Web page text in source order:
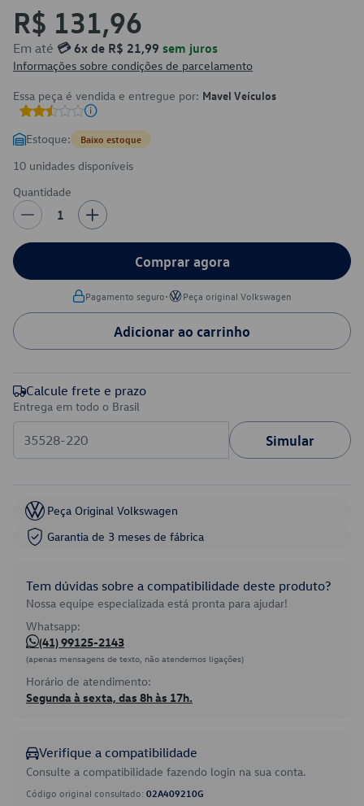
R$ 131,96
Em até 💳 6x de R$ 21,99 sem juros
Informações sobre condições de parcelamento
Essa peça é vendida e entregue por: Mavel Veículos
Estoque: Baixo estoque
10 unidades disponíveis
Quantidade
1
Comprar agora
Pagamento seguro• Peça original Volkswagen
Adicionar ao carrinho
Calcule frete e prazo
Entrega em todo o Brasil
Simular
Peça Original Volkswagen
Garantia de 3 meses de fábrica
Tem dúvidas sobre a compatibilidade deste produto?
Nossa equipe especializada está pronta para ajudar!
Whatsapp:
(41) 99125-2143
(apenas mensagens de texto, não atendemos ligações)
Horário de atendimento:
Segunda à sexta, das 8h às 17h.
Verifique a compatibilidade
Consulte a compatibilidade fazendo login na sua conta.
Código original consultado: 02A409210G